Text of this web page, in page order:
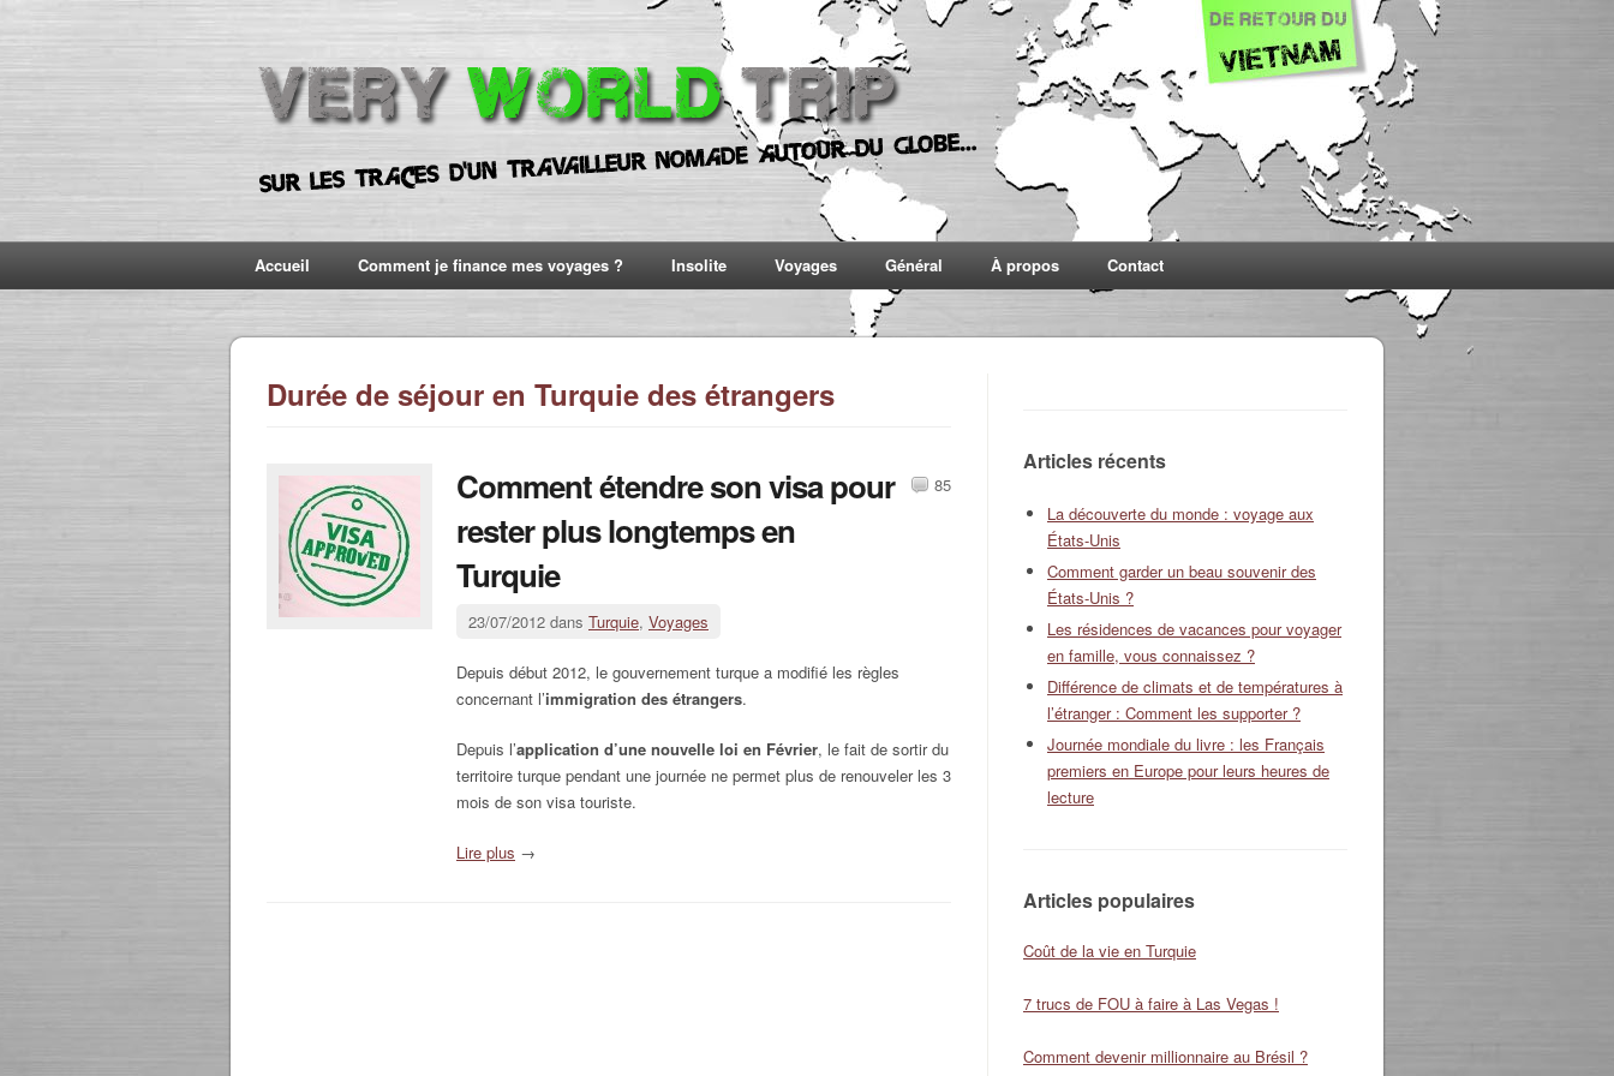
Accueil Comment je finance mes voyages ? Insolite Voyages Général À propos Contact
Durée de séjour en Turquie des étrangers
Comment étendre son visa pour
rester plus longtemps en
Turquie
23/07/2012 dans Turquie, Voyages
Depuis début 2012, le gouvernement turque a modifié les règles
concernant l’immigration des étrangers.
Depuis l’application d’une nouvelle loi en Février, le fait de sortir du
territoire turque pendant une journée ne permet plus de renouveler les 3
mois de son visa touriste.
Lire plus →
85
Articles récents
La découverte du monde : voyage aux
États-Unis
Comment garder un beau souvenir des
États-Unis ?
Les résidences de vacances pour voyager
en famille, vous connaissez ?
Différence de climats et de températures à
l’étranger : Comment les supporter ?
Journée mondiale du livre : les Français
premiers en Europe pour leurs heures de
lecture
Articles populaires
Coût de la vie en Turquie
7 trucs de FOU à faire à Las Vegas !
Comment devenir millionnaire au Brésil ?